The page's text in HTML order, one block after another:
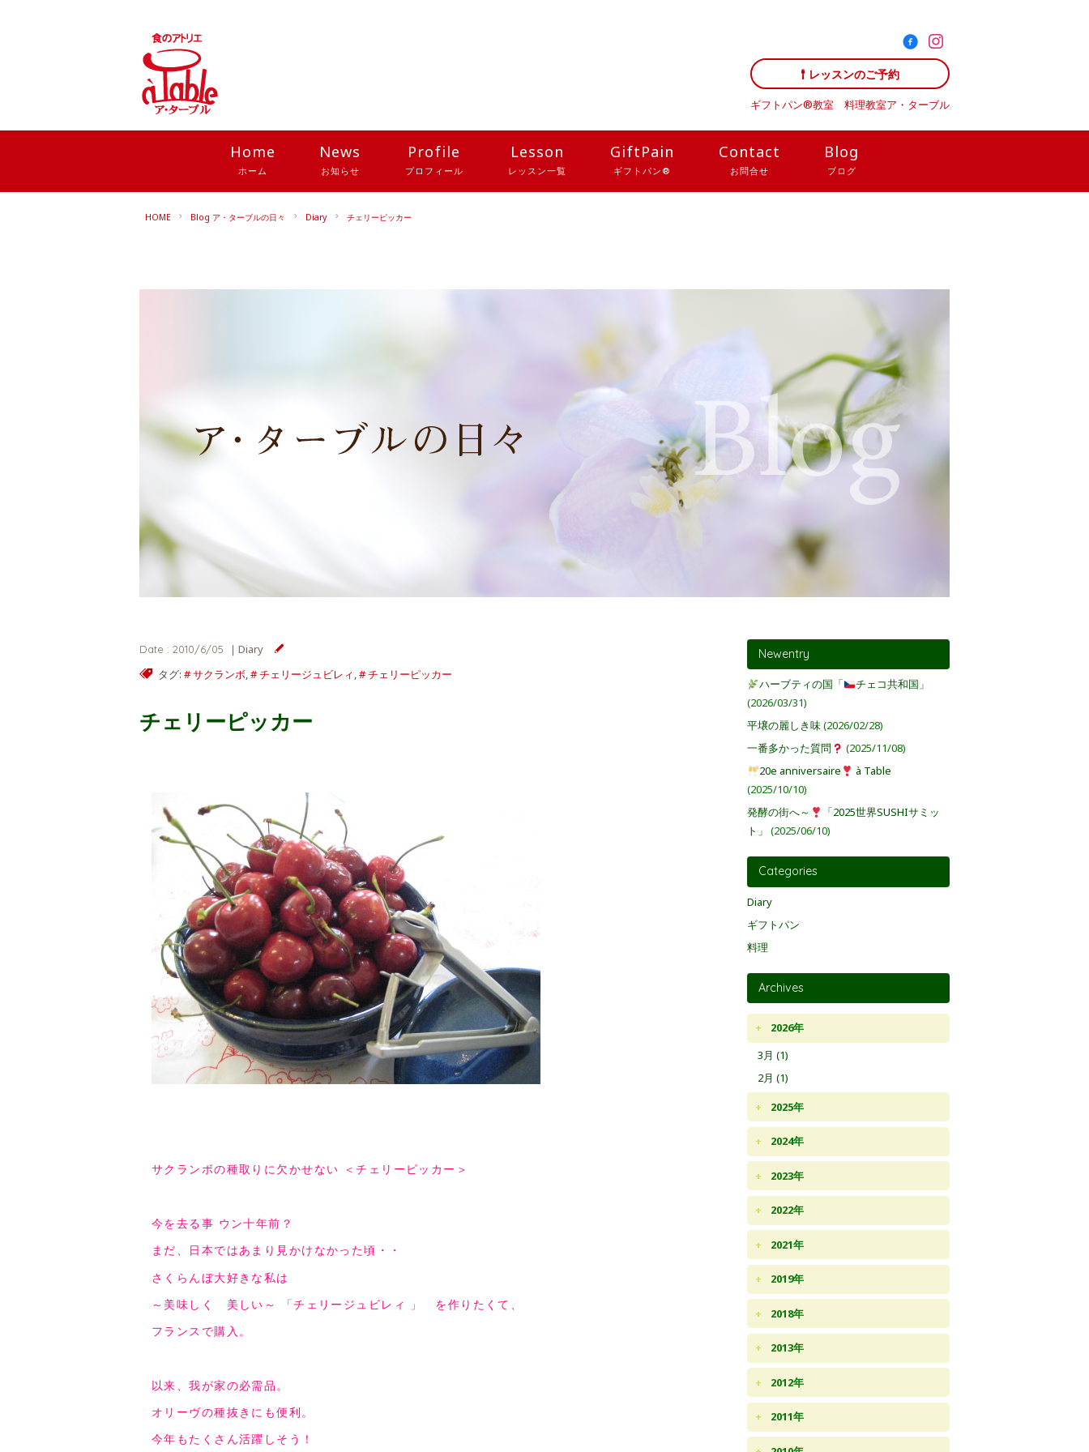
レッスンのご予約
ギフトパン®教室 料理教室ア・ターブル
Home
ホーム
News
お知らせ
Profile
プロフィール
Lesson
レッスン一覧
GiftPain
ギフトパン®
Contact
お問合せ
Blog
ブログ
HOME Blog ア・ターブルの日々 Diary チェリーピッカー
Date : 2010/6/05
Diary
タグ:
サクランボ チェリージュビレィ チェリーピッカー
チェリーピッカー
サクランボの種取りに欠かせない ＜チェリーピッカー＞
今を去る事 ウン十年前？
まだ、日本ではあまり見かけなかった頃・・
さくらんぼ大好きな私は
～美味しく 美しい～ 「チェリージュビレィ 」 を作りたくて、
フランスで購入。
以来、我が家の必需品。
オリーヴの種抜きにも便利。
今年もたくさん活躍しそう！
Newentry
ハーブティの国「
チェコ共和国」
(2026/03/31)
平壌の麗しき味(2026/02/28)
一番多かった質問
(2025/11/08)
20e anniversaire
à Table
(2025/10/10)
発酵の街へ～
「2025世界SUSHIサミッ
ト」 (2025/06/10)
Categories
Diary
ギフトパン
料理
Archives
2026年
3月 (1)
2月 (1)
2025年
2024年
2023年
2022年
2021年
2019年
2018年
2013年
2012年
2011年